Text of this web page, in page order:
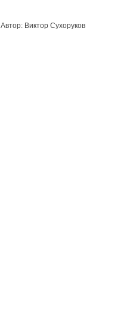
Автор: Виктор Сухоруков